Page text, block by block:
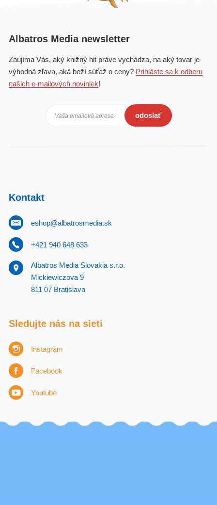
Albatros Media newsletter
Zaujíma Vás, aký knižný hit práve vychádza, na aký tovar je
výhodná zľava, aká beží súťaž o ceny? Prihláste sa k odberu
našich e-mailových noviniek!
Vaša emailová adresa odoslať
Kontakt
eshop@albatrosmedia.sk
+421 940 648 633
Albatros Media Slovakia s.r.o.
Mickiewiczova 9
811 07 Bratislava
Sledujte nás na sieti
Instagram
Facebook
Youtube